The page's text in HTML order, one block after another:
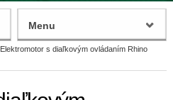
Elektromotor s diaľkovým ovládaním Rhino
Menu